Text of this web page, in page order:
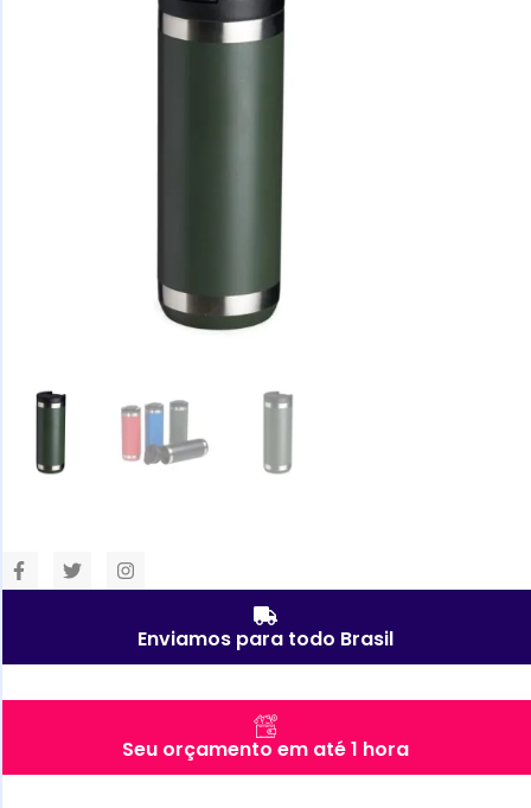
Enviamos para todo Brasil
Seu orçamento em até 1 hora